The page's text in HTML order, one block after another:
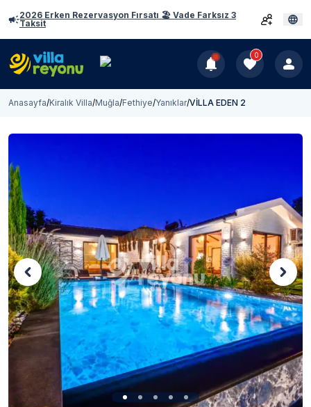
2026 Erken Rezervasyon Fırsatı 🏖️ Vade Farksız 3
Taksit
0
Anasayfa/Kiralık Villa/Muğla/Fethiye/Yanıklar/VİLLA EDEN 2